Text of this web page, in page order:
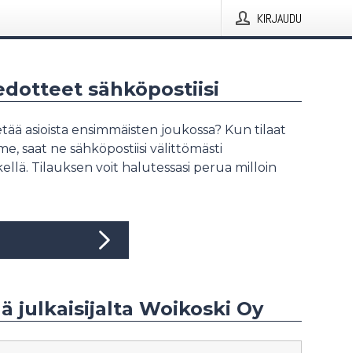
KIRJAUDU
sähköpostiisi
asioista ensimmäisten joukossa? Kun tilaat
saat ne sähköpostiisi välittömästi
Tilauksen voit halutessasi perua milloin
julkaisijalta Woikoski Oy